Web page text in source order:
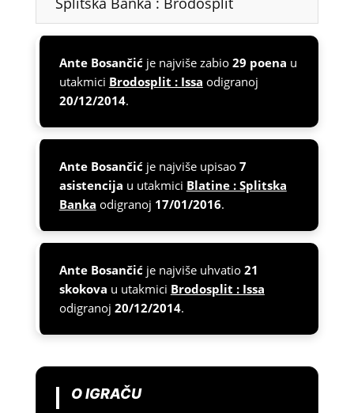
Ante Bosančićje najviše zabio 29 poena u
utakmici Brodosplit : Issa odigranoj
20/12/2014.
Ante Bosančićje najviše upisao 7
asistencija u utakmici Blatine : Splitska
Banka odigranoj 17/01/2016.
Ante Bosančićje najviše uhvatio 21
skokova u utakmici Brodosplit : Issa
odigranoj 20/12/2014.
O IGRAČU